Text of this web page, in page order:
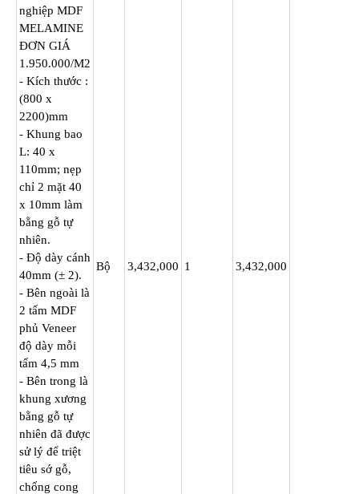
nghiệp MDF
MELAMINE
ĐƠN GIÁ
1.950.000/M2
- Kích thước :
(800 x
2200)mm
- Khung bao
L: 40 x
110mm; nẹp
chỉ 2 mặt 40
x 10mm làm
bằng gỗ tự
nhiên.
- Độ dày cánh
40mm (± 2).
- Bên ngoài là
2 tấm MDF
phủ Veneer
độ dày mỗi
tấm 4,5 mm
- Bên trong là
khung xương
bằng gỗ tự
nhiên đã được
sử lý để triệt
tiêu sớ gỗ,
chống cong
Bộ 3,432,000 1 3,432,000